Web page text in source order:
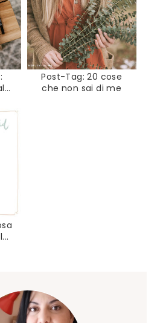
Post-Tag: 20 cose
che non sai di me